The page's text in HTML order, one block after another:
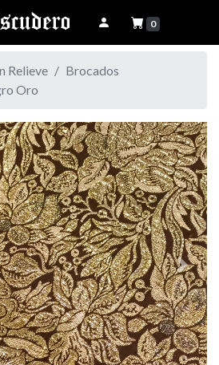
0
Relieve
Brocados
Oro
Next